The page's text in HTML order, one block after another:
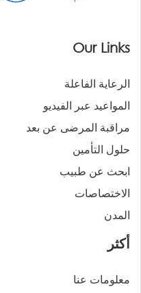
Our Links
الرعاية الفاعلة
المواعيد عبر الفيديو
مراقبة المرضى عن بعد
حلول التأمين
ابحث عن طبيب
الاختصاصات
المدن
أكثر
معلومات عنا